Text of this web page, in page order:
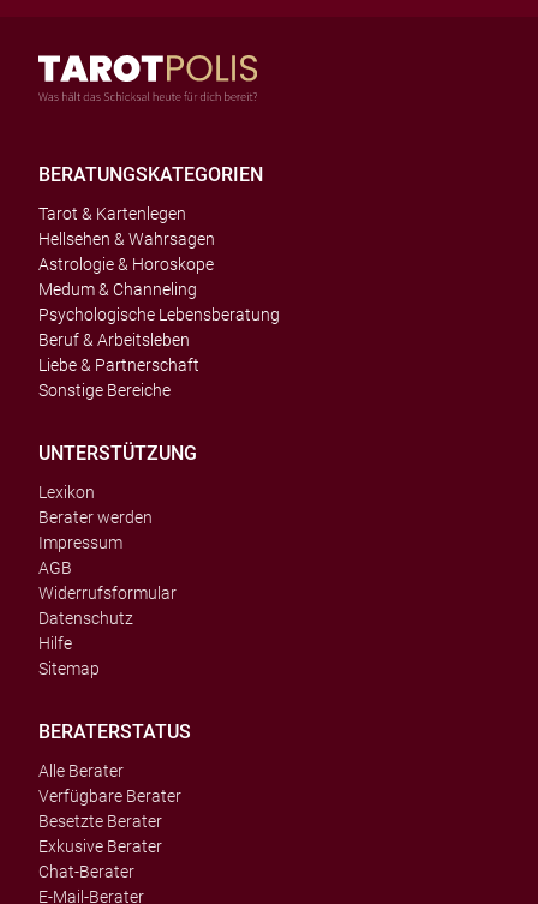
BERATUNGSKATEGORIEN
Tarot & Kartenlegen
Hellsehen & Wahrsagen
Astrologie & Horoskope
Medum & Channeling
Psychologische Lebensberatung
Beruf & Arbeitsleben
Liebe & Partnerschaft
Sonstige Bereiche
UNTERSTÜTZUNG
Lexikon
Berater werden
Impressum
AGB
Widerrufsformular
Datenschutz
Hilfe
Sitemap
BERATERSTATUS
Alle Berater
Verfügbare Berater
Besetzte Berater
Exkusive Berater
Chat-Berater
E-Mail-Berater